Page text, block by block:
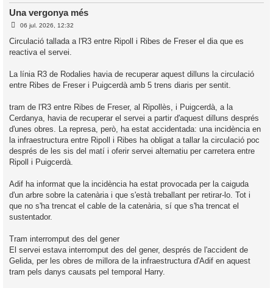
Una vergonya més
E
t
r
a
06 jul. 2026, 12:32
Circulació tallada a l'R3 entre Ripoll i Ribes de Freser el dia que es
reactiva el servei.
La línia R3 de Rodalies havia de recuperar aquest dilluns la circulació
entre Ribes de Freser i Puigcerdà amb 5 trens diaris per sentit.
tram de l'R3 entre Ribes de Freser, al Ripollès, i Puigcerdà, a la
Cerdanya, havia de recuperar el servei a partir d'aquest dilluns després
d'unes obres. La represa, però, ha estat accidentada: una incidència en
la infraestructura entre Ripoll i Ribes ha obligat a tallar la circulació poc
després de les sis del matí i oferir servei alternatiu per carretera entre
Ripoll i Puigcerdà.
Adif ha informat que la incidència ha estat provocada per la caiguda
d'un arbre sobre la catenària i que s'està treballant per retirar-lo. Tot i
que no s'ha trencat el cable de la catenària, sí que s'ha trencat el
sustentador.
Tram interromput des del gener
El servei estava interromput des del gener, després de l'accident de
Gelida, per les obres de millora de la infraestructura d'Adif en aquest
tram pels danys causats pel temporal Harry.